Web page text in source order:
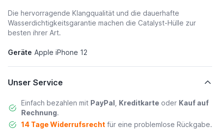
Die hervorragende Klangqualität und die dauerhafte
Wasserdichtigkeitsgarantie machen die Catalyst-Hülle zur
besten ihrer Art.
Geräte Apple iPhone 12
Unser Service
Einfach bezahlen mit PayPal Kreditkarteoder Kauf auf
Rechnung.
14 Tage Widerrufsrechtfür eine problemlose Rückgabe.